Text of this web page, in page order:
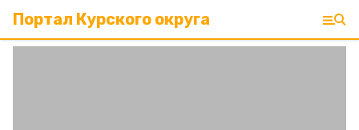
Портал Курского округа